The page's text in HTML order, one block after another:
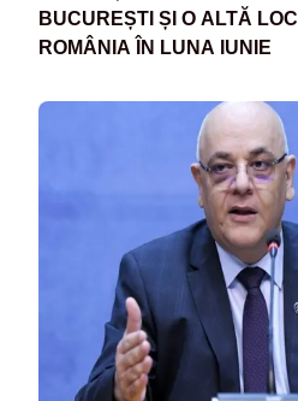
BUCUREȘTI ȘI O ALTĂ
ROMÂNIA ÎN LUNA IUNIE